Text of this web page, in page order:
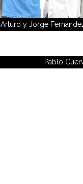
Arturo y Jorge
Pablo